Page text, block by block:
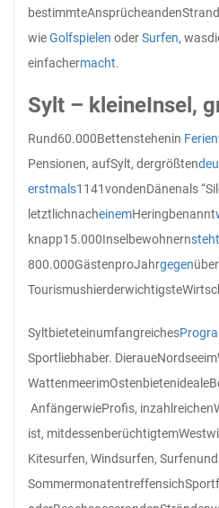
bestimmteAnsprücheanden
wieGolfspielen oderSurfen, was
einfachermacht.
Sylt – kleineInsel,
Rund60.000Bettenstehenin
Pensionen, aufSylt, dergrößten
erstmals1141vondenDänenals
letztlichnacheinemHeringbenannt
knapp15.000Inselbewohnernsteht
800.000GästenproJahrgegen
Tourismushierderwichtigste
Syltbieteteinumfangreiches
Sportliebhaber. DieraueNordseeim
WattenmeerimOstenbietenideale
AnfängerwieProfis, inzahlreichen
ist, mitdessenberüchtigtem
Kitesurfen, Windsurfen, Surfenund
Sommermonatentreffensich